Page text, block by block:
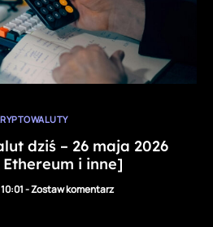
dziś – 26 maja 2026
i inne]
-Zostaw komentarz